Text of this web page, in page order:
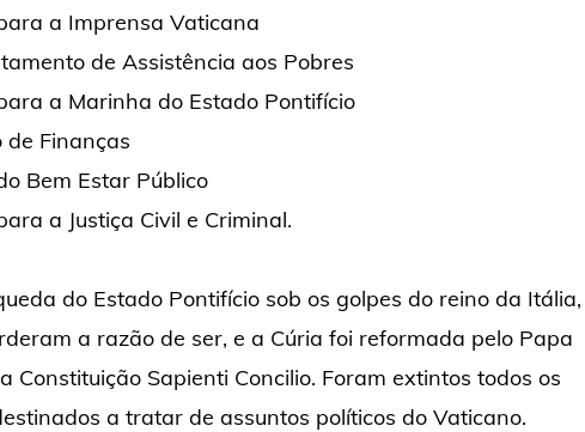
a Imprensa Vaticana
de Assistência aos Pobres
a Marinha do Estado Pontifício
Finanças
Bem Estar Público
a Justiça Civil e Criminal.
do Estado Pontifício sob os golpes do reino da Itália,
a razão de ser, e a Cúria foi reformada pelo Papa
Constituição Sapienti Concilio. Foram extintos todos os
a tratar de assuntos políticos do Vaticano.